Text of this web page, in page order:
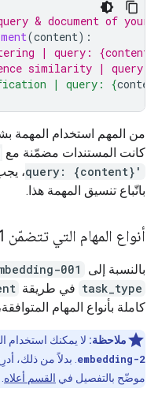
& document of your
(content):
| query:
similarity | query:
| query: {
من المهم استخدام المهمة
كانت المستندات مضمّنة مع
query: {content}'،
باتّباع تنسيق المهمة هذا.
أنواع المهام التي تتضمّن Embeddings 1
بالنسبة إلى 001
task_type في طريقة
كاملة بأنواع المهام
ملاحظة: لا يمكنك استخدام
embedding-2 . بدلاً من ذلك،
موضّح بالتفصيل في القسم أعلاه